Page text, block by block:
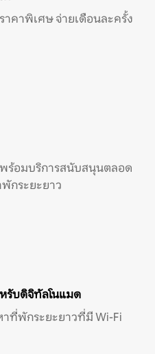
คาพิเศษ จ่ายเดือนละครั้ง
พร้อมบริการสนับสนุนตลอด
กระยะยาว
รับดิจิทัลโนแมด
าที่พักระยะยาวที่มี Wi-Fi